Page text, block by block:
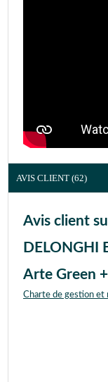
AVIS CLIENT (62)
Avis client
DELONGHI
Arte Green
Charte de gestion et